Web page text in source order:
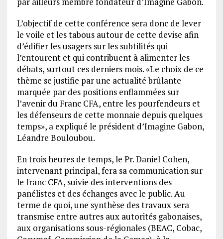
L’objectif de cette conférence sera donc de lever
le voile et les tabous autour de cette devise afin
d’édifier les usagers sur les subtilités qui
l’entourent et qui contribuent à alimenter les
débats, surtout ces derniers mois. «Le choix de ce
thème se justifie par une actualité brûlante
marquée par des positions enflammées sur
l’avenir du Franc CFA, entre les pourfendeurs et
les défenseurs de cette monnaie depuis quelques
temps», a expliqué le président d’Imagine Gabon,
Léandre Bouloubou.
En trois heures de temps, le Pr. Daniel Cohen,
intervenant principal, fera sa communication sur
le franc CFA, suivie des interventions des
panélistes et des échanges avec le public. Au
terme de quoi, une synthèse des travaux sera
transmise entre autres aux autorités gabonaises,
aux organisations sous-régionales (BEAC, Cobac,